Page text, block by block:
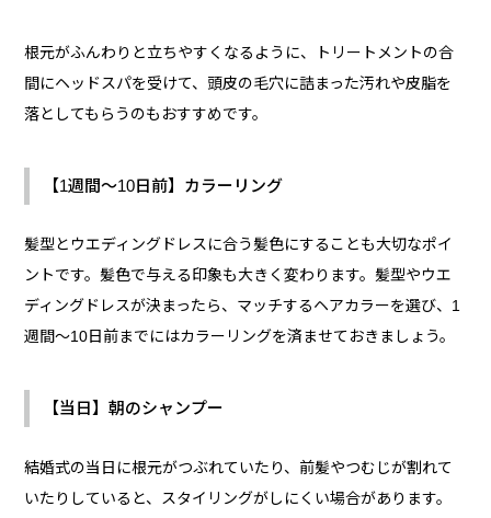
根元がふんわりと立ちやすくなるように、トリートメントの合
間にヘッドスパを受けて、頭皮の毛穴に詰まった汚れや皮脂を
落としてもらうのもおすすめです。
【1週間～10日前】カラーリング
髪型とウエディングドレスに合う髪色にすることも大切なポイ
ントです。髪色で与える印象も大きく変わります。髪型やウエ
ディングドレスが決まったら、マッチするヘアカラーを選び、1
週間～10日前までにはカラーリングを済ませておきましょう。
【当日】朝のシャンプー
結婚式の当日に根元がつぶれていたり、前髪やつむじが割れて
いたりしていると、スタイリングがしにくい場合があります。